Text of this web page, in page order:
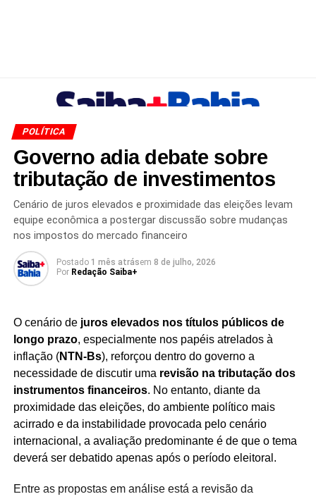
POLÍTICA
Governo adia debate sobre
tributação de investimentos
Cenário de juros elevados e proximidade das eleições levam
equipe econômica a postergar discussão sobre mudanças
nos impostos do mercado financeiro
Postado 1 mês atrásem 8 de julho, 2026
Por Redação Saiba+
O cenário de juros elevados nos títulos públicos de
longo prazo, especialmente nos papéis atrelados à
inflação (NTN-Bs), reforçou dentro do governo a
necessidade de discutir uma revisão na tributação dos
instrumentos financeiros. No entanto, diante da
proximidade das eleições, do ambiente político mais
acirrado e da instabilidade provocada pelo cenário
internacional, a avaliação predominante é de que o tema
deverá ser debatido apenas após o período eleitoral.
Entre as propostas em análise está a revisão da